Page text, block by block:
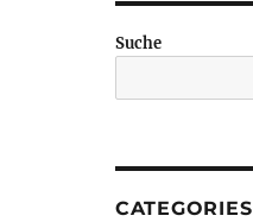
Suche
CATEGORIES